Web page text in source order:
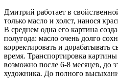
Дмитрий работает в
только масло и холст, нанося
В среднем одна его картина
полугода: масло очень долго
корректировать и дорабатывать
время. Транспортировка
возможно после 6-8 месяцев, до
художника. До полного